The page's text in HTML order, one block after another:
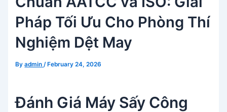
Pháp Tối Ưu Cho Phòng Thí
Nghiệm Dệt May
Byadmin/ February 24, 2026
Đánh Giá Máy Sấy Công